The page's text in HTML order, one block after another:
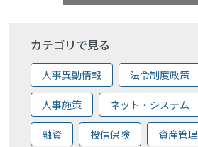
カテゴリで見る
人事異動情報 法令制度政策
人事施策 ネット・システム
融資 投信保険 資産管理